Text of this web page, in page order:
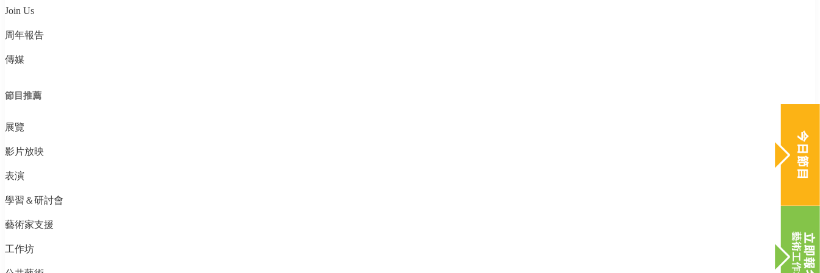
Join Us
周年報告
傳媒
節目推薦
展覽
影片放映
表演
學習＆研討會
藝術家支援
工作坊